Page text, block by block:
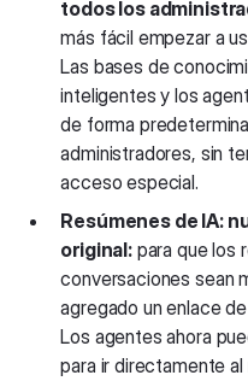
todos los
más fácil empezar a
Las bases de
inteligentes y los
de forma
administradores, sin
acceso especial.
Resúmenes de IA:
original:para que los
conversaciones sean
agregado un enlace de
Los agentes ahora
para ir directamente